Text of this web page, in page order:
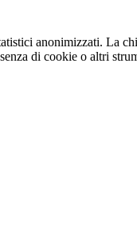
anonimizzati. La
di cookie o altri